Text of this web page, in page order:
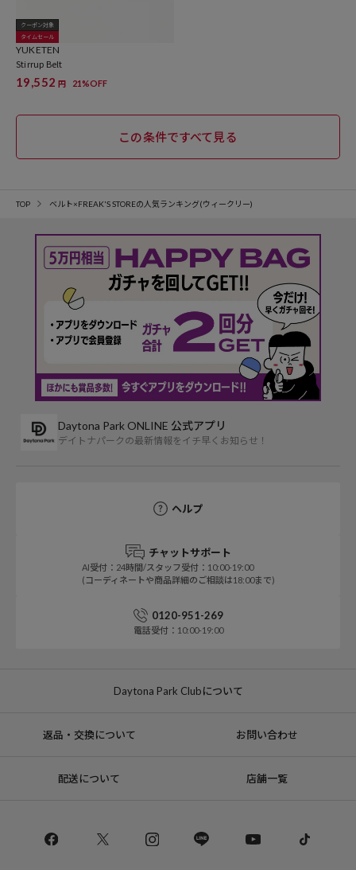
クーポン対象
タイムセール
YUKETEN
Stirrup Belt
19,552 円 21%OFF
この条件ですべて見る
TOP ベルト×FREAK'S STOREの人気ランキング(ウィークリー)
Daytona Park ONLINE 公式アプリ
デイトナパークの最新情報をイチ早くお知らせ！
ヘルプ
チャットサポート
AI受付：24時間/スタッフ受付：10:00-19:00
(コーディネートや商品詳細のご相談は18:00まで)
0120-951-269
電話受付：10:00-19:00
Daytona Park Clubについて
返品・交換について お問い合わせ
配送について 店舗一覧